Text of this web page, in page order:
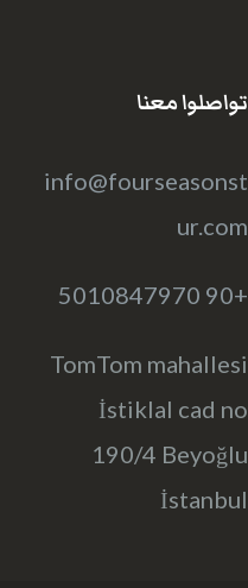
تواصلوا معنا
info@fourseasonst
ur.com
+90 5010847970
TomTom mahallesi
İstiklal cad no
190/4 Beyoğlu
İstanbul